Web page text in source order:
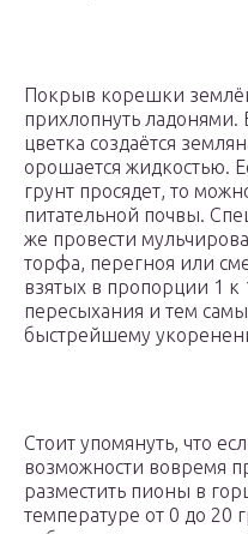
Покрыв корешки
прихлопнуть ладонями.
цветка создаётся
орошается жидкостью.
грунт просядет, то
питательной почвы.
же провести
торфа, перегноя или
взятых в пропорции 1 к
пересыхания и тем
быстрейшему
Стоит упомянуть, что
возможности вовремя
разместить пионы в
температуре от 0 до 20